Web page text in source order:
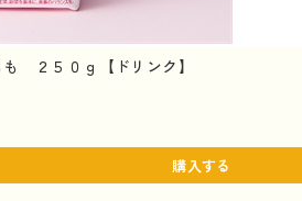
２５０ｇ【ドリンク】
購入する